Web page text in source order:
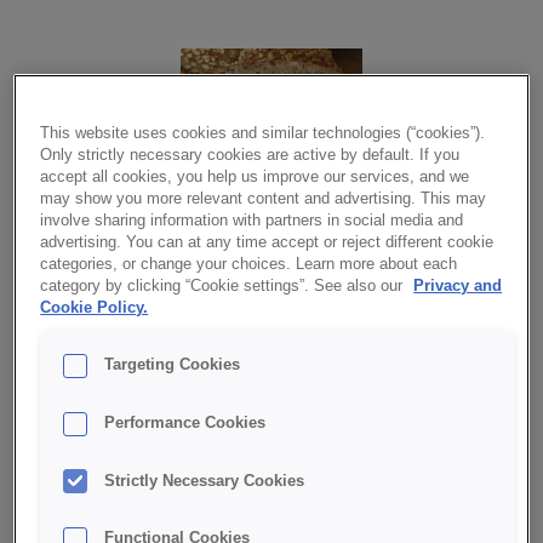
Havrebröd är en bas med havregryn, havrekli och linfrö.
Den ger ett bröd med god havresmak och fin volym.
Äpplemix ger en fin äpplesmak, en sötma till brödet och fin
Bagerivetemjöl 1000 g
This website uses cookies and similar technologies (“cookies”).
Only strictly necessary cookies are active by default. If you
accept all cookies, you help us improve our services, and we
may show you more relevant content and advertising. This may
involve sharing information with partners in social media and
advertising. You can at any time accept or reject different cookie
categories, or change your choices. Learn more about each
category by clicking “Cookie settings”. See also our
Privacy and
Cookie Policy.
Targeting Cookies
Performance Cookies
Strictly Necessary Cookies
Functional Cookies